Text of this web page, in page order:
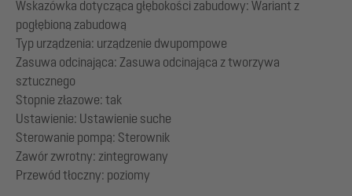
Wskazówka dotycząca głębokości zabudowy: Wariant z
pogłębioną zabudową
Typ urządzenia: urządzenie dwupompowe
Zasuwa odcinająca: Zasuwa odcinająca z tworzywa
sztucznego
Stopnie złazowe: tak
Ustawienie: Ustawienie suche
Sterowanie pompą: Sterownik
Zawór zwrotny: zintegrowany
Przewód tłoczny: poziomy